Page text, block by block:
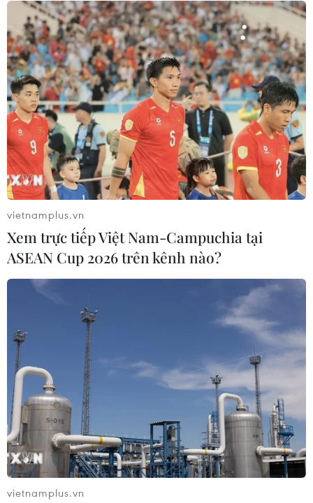
Malaysia - nền kinh tế nhận vốn đầu tư lớn
thứ hai của Nhật
12/11/2014 03:45
Malaysia đứng trong tốp 3 nền kinh tế nhận vốn đầu tư
lớn nhất từ quốc gia Mặt trời mọc trong khoảng thời
gian từ tháng 1-9/2014.
"Malaysia sẽ bước sang năm mới 2015 với
tinh thần mạnh mẽ"
01/01/2015 10:57
vietnamplus.vn
Xem trực tiếp Việt Nam-Campuchia tại
ASEAN Cup 2026 trên kênh nào?
vietnamplus.vn